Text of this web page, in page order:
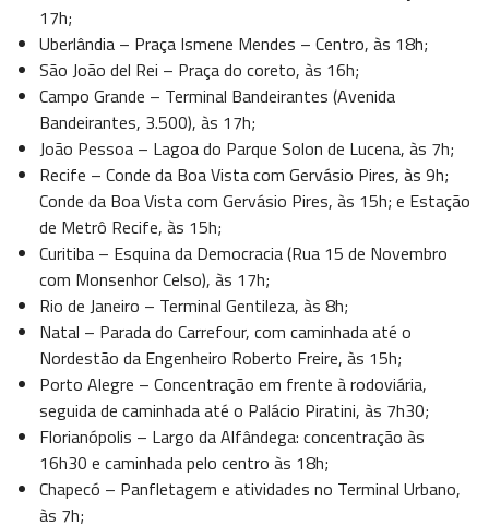
17h;
Uberlândia – Praça Ismene Mendes – Centro, às 18h;
São João del Rei – Praça do coreto, às 16h;
Campo Grande – Terminal Bandeirantes (Avenida
Bandeirantes, 3.500), às 17h;
João Pessoa – Lagoa do Parque Solon de Lucena, às 7h;
Recife – Conde da Boa Vista com Gervásio Pires, às 9h;
Conde da Boa Vista com Gervásio Pires, às 15h; e Estação
de Metrô Recife, às 15h;
Curitiba – Esquina da Democracia (Rua 15 de Novembro
com Monsenhor Celso), às 17h;
Rio de Janeiro – Terminal Gentileza, às 8h;
Natal – Parada do Carrefour, com caminhada até o
Nordestão da Engenheiro Roberto Freire, às 15h;
Porto Alegre – Concentração em frente à rodoviária,
seguida de caminhada até o Palácio Piratini, às 7h30;
Florianópolis – Largo da Alfândega: concentração às
16h30 e caminhada pelo centro às 18h;
Chapecó – Panfletagem e atividades no Terminal Urbano,
às 7h;